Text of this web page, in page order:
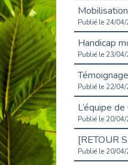
Publié le 24/
Publié le 23/
Publié le 22/
Publié le 20/
Publié le 20/